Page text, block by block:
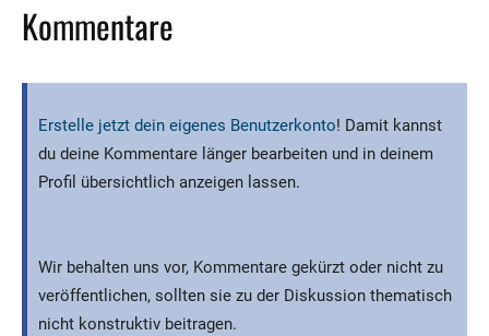
Kommentare
Erstelle jetzt dein eigenes Benutzerkonto! Damit kannst
du deine Kommentare länger bearbeiten und in deinem
Profil übersichtlich anzeigen lassen.
Wir behalten uns vor, Kommentare gekürzt oder nicht zu
veröffentlichen, sollten sie zu der Diskussion thematisch
nicht konstruktiv beitragen.